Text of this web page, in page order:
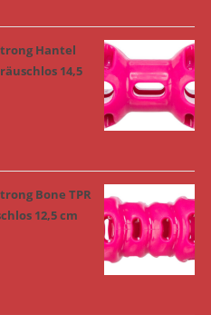
Hantel
14,5
Bone TPR
12,5 cm